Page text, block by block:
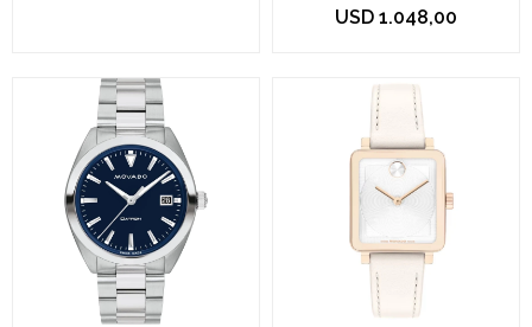
USD 1.048,00